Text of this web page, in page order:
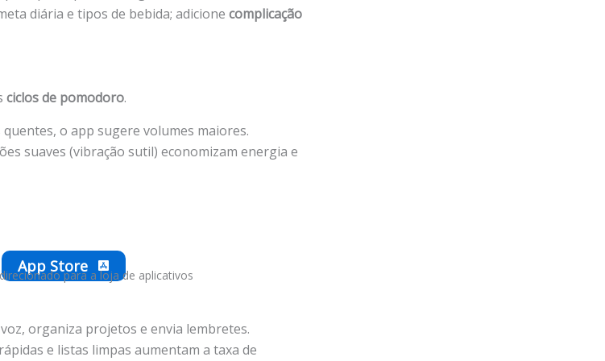
diária e tipos de bebida; adicione complicação
ciclos de pomodoro.
quentes, o app sugere volumes maiores.
suaves (vibração sutil) economizam energia e
App Storepara a loja de aplicativos
organiza projetos e envia lembretes.
e listas limpas aumentam a taxa de